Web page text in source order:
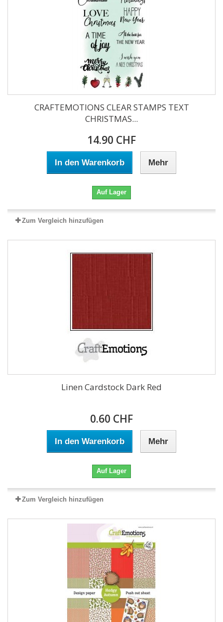
CRAFTEMOTIONS CLEAR STAMPS TEXT
CHRISTMAS...
14.90 CHF
In den Warenkorb Mehr
Auf Lager
Zum Vergleich hinzufügen
Linen Cardstock Dark Red
0.60 CHF
In den Warenkorb Mehr
Auf Lager
Zum Vergleich hinzufügen